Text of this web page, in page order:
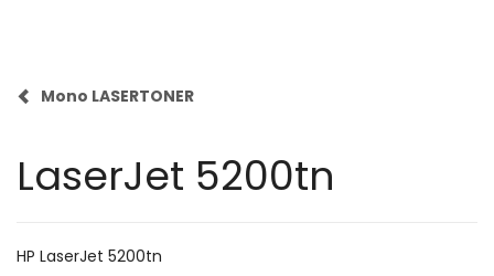
Mono LASERTONER
LaserJet 5200tn
HP LaserJet 5200tn